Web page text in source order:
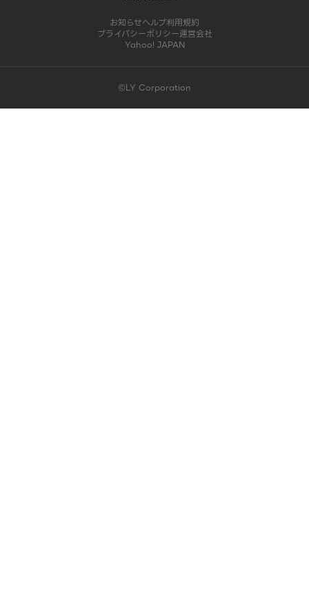
お知らせヘルプ利用規約
プライバシーポリシー運営会社
Yahoo! JAPAN
©LY Corporation
このコンテンツは掲載が終了しました | LINE占い